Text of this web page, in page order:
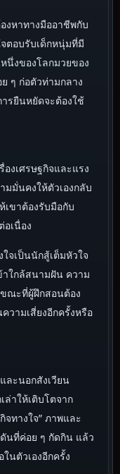
งหาทางมืออาชีพกับ
ตอบรับเด็กหนุ่มที่มี
นึ่งของโลกมวยของ
ๆ ก่อตัวท่ามกลาง
ารยืนหยัดจะต้องใช้
งเศรษฐกิจและแรง
มมั่นคงให้ตัวเองกลับ
เขาต้องรับมือกับ
เนื่อง
จเป็นนักสู้เต็มหัวใจ
ใกล้สนามฝัน ความ
ณะที่ผู้ฝึกสอนต้อง
วามเสี่ยงอีกครั้งหรือ
ละนอกสังเวียน
ล่าให้เติบโตจาก
จทางใจ” ภาพและ
นที่ค่อย ๆ กัดกิน แล้ว
นตัวเองอีกครั้ง